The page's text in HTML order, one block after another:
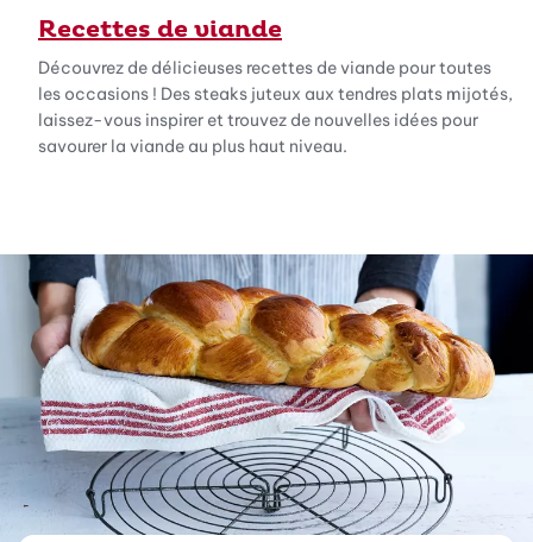
Recettes de viande
Découvrez de délicieuses recettes de viande pour toutes
les occasions ! Des steaks juteux aux tendres plats mijotés,
laissez-vous inspirer et trouvez de nouvelles idées pour
savourer la viande au plus haut niveau.